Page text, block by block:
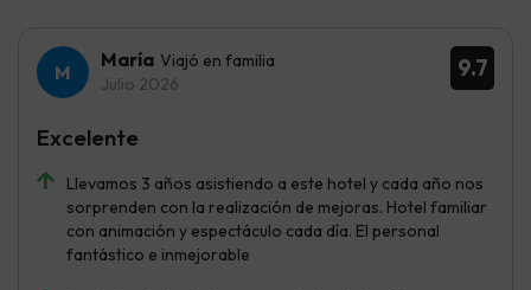
9.7
María Viajó en familia
Julio 2026
Llevamos 3 años asistiendo a este hotel y cada año nos
sorprenden con la realización de mejoras. Hotel familiar
con animación y espectáculo cada día. El personal
fantástico e inmejorable
Excelente